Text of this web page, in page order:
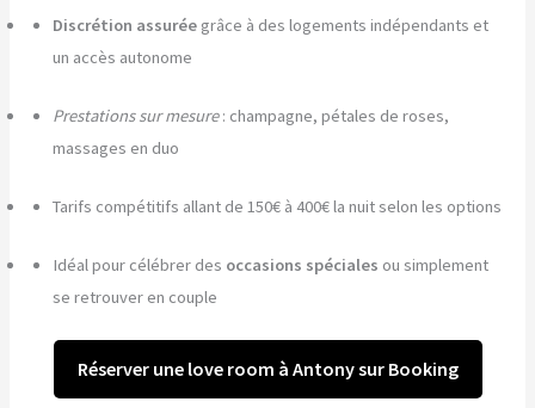
Discrétion assurée grâce à des logements indépendants et
un accès autonome
Prestations sur mesure: champagne, pétales de roses,
massages en duo
Tarifs compétitifs allant de 150€ à 400€ la nuit selon les options
Idéal pour célébrer des occasions spéciales ou simplement
se retrouver en couple
Réserver une love room à Antony sur Booking